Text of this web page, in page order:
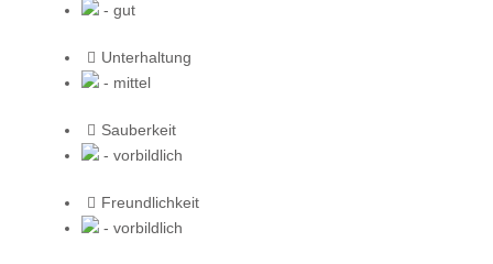
- gut
Unterhaltung
- mittel
Sauberkeit
- vorbildlich
Freundlichkeit
- vorbildlich